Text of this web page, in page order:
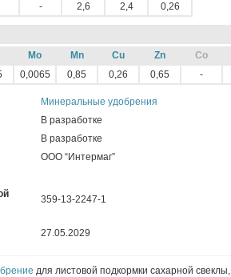
- 2,6 2,4 0,26
Mo Mn Cu Zn Co
0,0065 0,85 0,26 0,65 -
Минеральные удобрения
В разработке
В разработке
ООО “Интермаг”
359-13-2247-1
27.05.2029
для листовой подкормки сахарной свеклы,